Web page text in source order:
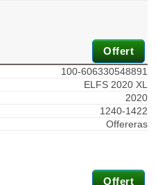
Offert
100-606330548891
ELFS 2020 XL
2020
1240-1422
Offereras
Offert